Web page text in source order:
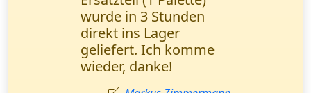
brauchen. Das Online-
Tracking funktioniert
einwandfrei. Alexander
Becker, IT-Spezialist
Stuttgart.